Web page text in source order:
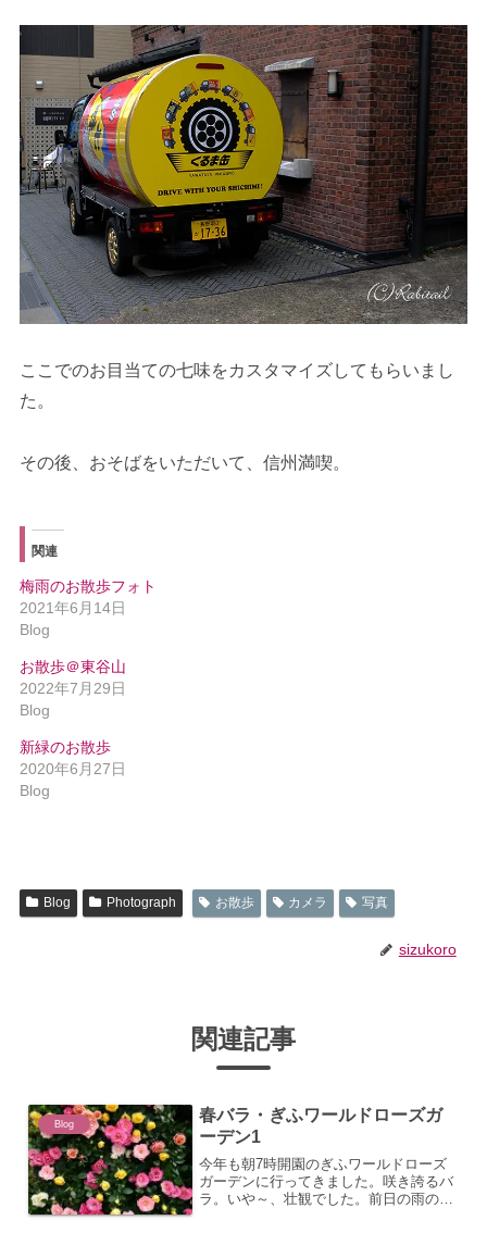
ここでのお目当ての七味をカスタマイズしてもらいまし
た。
その後、おそばをいただいて、信州満喫。
関連
梅雨のお散歩フォト
2021年6月14日
Blog
お散歩＠東谷山
2022年7月29日
Blog
新緑のお散歩
2020年6月27日
Blog
Blog Photograph お散歩 カメラ 写真
sizukoro
関連記事
Blog
春バラ・ぎふワールドローズガ
ーデン1
今年も朝7時開園のぎふワールドローズ
ガーデンに行ってきました。咲き誇るバ
ラ。いや～、壮観でした。前日の雨のし